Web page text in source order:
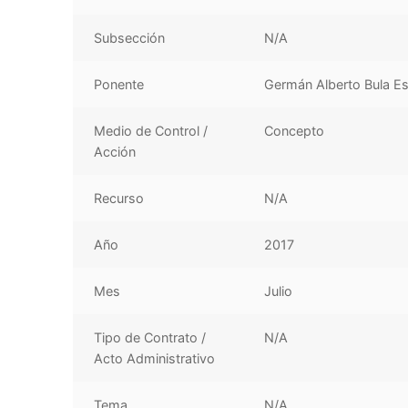
Subsección N/A
Ponente Germán Alberto Bula
Medio de Control /
Acción
Concepto
Recurso N/A
Año 2017
Mes Julio
Tipo de Contrato /
Acto Administrativo
N/A